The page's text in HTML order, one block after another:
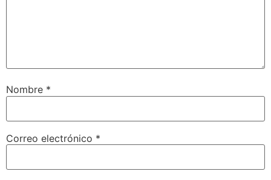
Nombre *
Correo electrónico *